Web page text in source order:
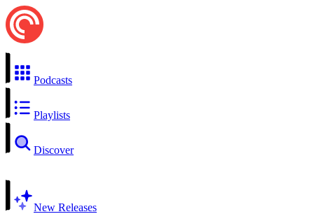
Podcasts
Playlists
Discover
New Releases